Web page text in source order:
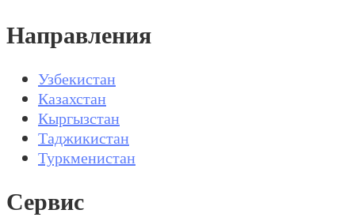
Направления
Узбекистан
Казахстан
Кыргызстан
Таджикистан
Туркменистан
Сервис